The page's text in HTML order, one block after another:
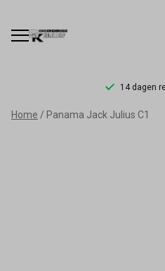
14 dagen
Panama
Home Panama Jack Julius C1